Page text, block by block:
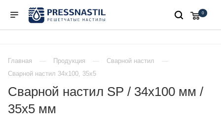
0
Главная Продукция
Сварной настил
Сварной настил 34х100, 35х5
Сварной настил SP / 34х100 мм /
35х5 мм